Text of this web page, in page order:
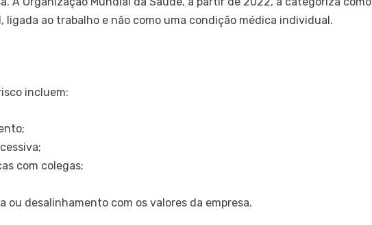
ligada ao trabalho e não como uma condição médica individual.
incluem:
com colegas;
ou desalinhamento com os valores da empresa.